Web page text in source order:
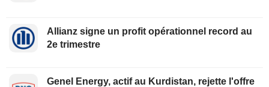
Allianz signe un profit opérationnel record au
2e trimestre
Genel Energy, actif au Kurdistan, rejette l'offre